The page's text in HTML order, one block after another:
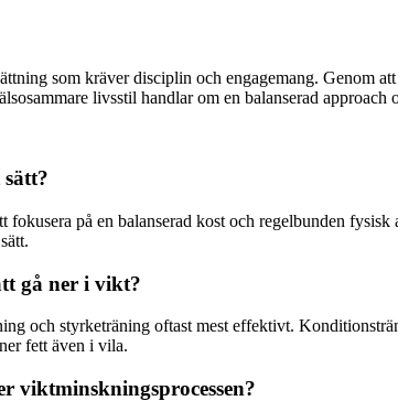
som kräver disciplin och engagemang. Genom
livsstil handlar om en balanserad approach
fokusera på en balanserad kost och regelbunden
gå ner i vikt?
och styrketräning oftast mest effektivt.
fett även i vila.
viktminskningsprocessen?